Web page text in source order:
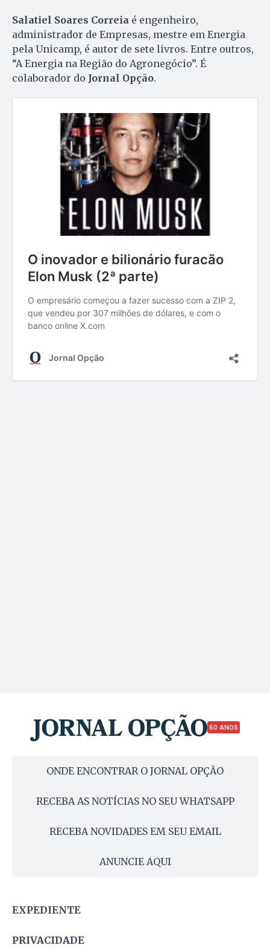
Salatiel Soares Correia é engenheiro,
administrador de Empresas, mestre em Energia
pela Unicamp, é autor de sete livros. Entre outros,
“A Energia na Região do Agronegócio”. É
colaborador do Jornal Opção.
50 ANOS
ONDE ENCONTRAR O JORNAL OPÇÃO
RECEBA AS NOTÍCIAS NO SEU WHATSAPP
RECEBA NOVIDADES EM SEU EMAIL
ANUNCIE AQUI
EXPEDIENTE
PRIVACIDADE